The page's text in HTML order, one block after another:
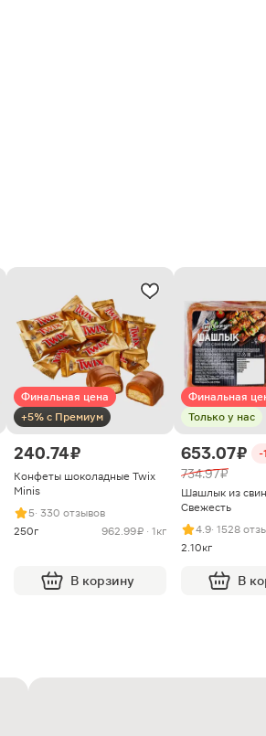
Финальная цена
+5% с Премиум
240.74 ₽
Конфеты шоколадные Twix
Minis
5· 330 отзывов
250г
962.99 ₽ · 1кг
В корзину
Финальная
Только у нас
653.07 ₽ -
734.97 ₽
Шашлык из
Свежесть
4.9· 1528
2.10кг
В